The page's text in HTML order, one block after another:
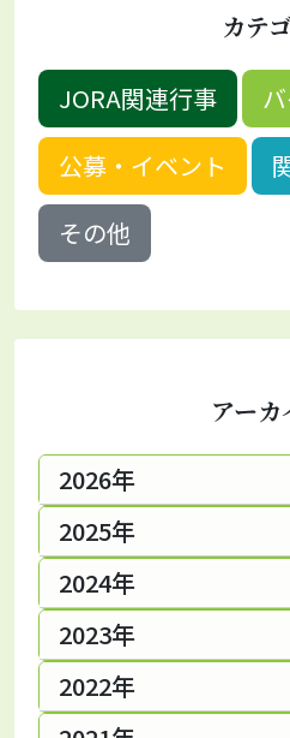
カテ
JORA関連行事
公募・イベント
その他
アーカ
2026年
2025年
2024年
2023年
2022年